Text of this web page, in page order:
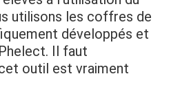
utilisons les coffres de
développés et
Il faut
outil est vraiment